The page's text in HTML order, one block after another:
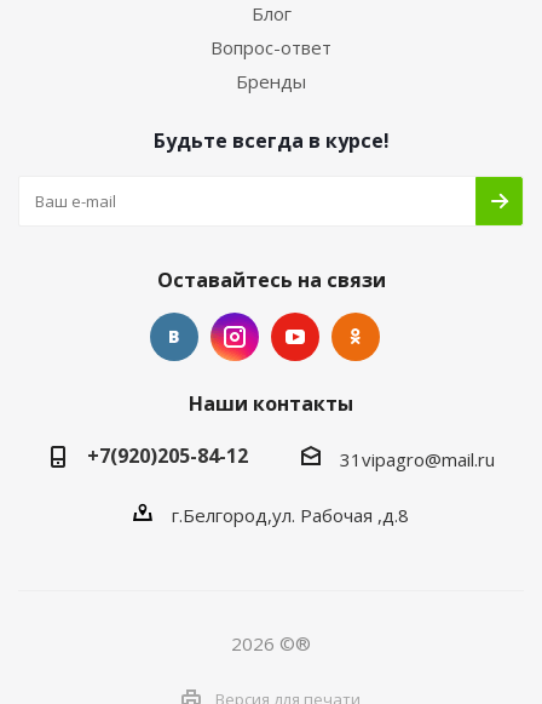
Блог
Вопрос-ответ
Бренды
Будьте всегда в курсе!
Оставайтесь на связи
Наши контакты
+7(920)205-84-12
31vipagro@mail.ru
г.Белгород,ул. Рабочая ,д.8
2026 ©®
Версия для печати